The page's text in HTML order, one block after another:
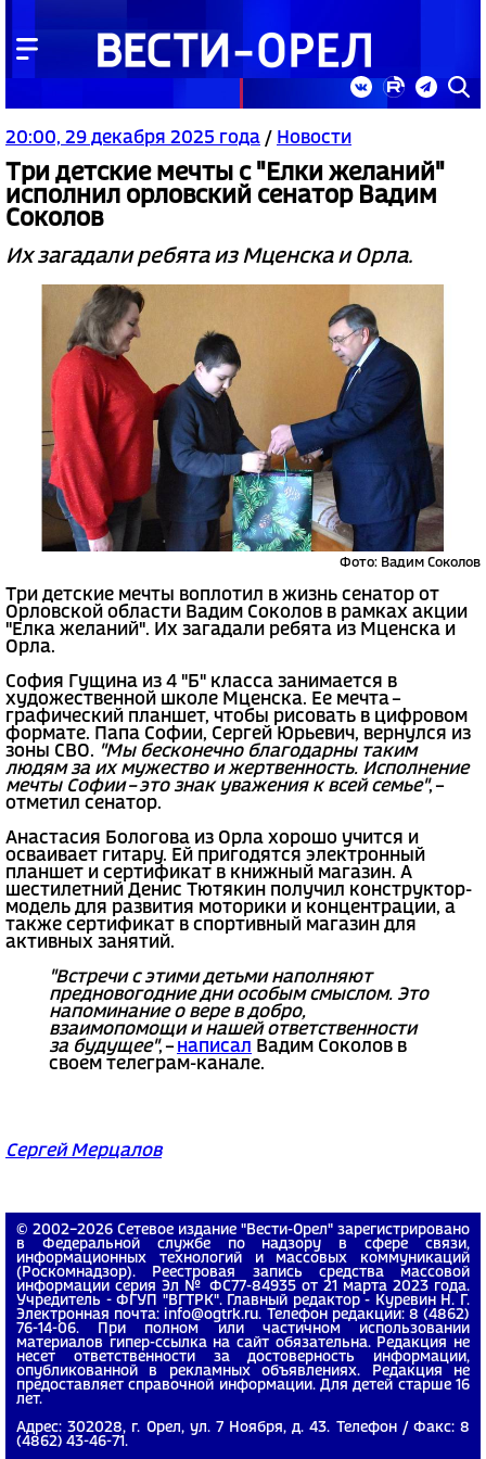
20:00, 29 декабря 2025 года / Новости
Три детские мечты с "Елки желаний"
исполнил орловский сенатор Вадим
Соколов
Их загадали ребята из Мценска и Орла.
Фото: Вадим Соколов
Три детские мечты воплотил в жизнь сенатор от
Орловской области Вадим Соколов в рамках акции
"Елка желаний". Их загадали ребята из Мценска и
Орла.
София Гущина из 4 "Б" класса занимается в
художественной школе Мценска. Ее мечта –
графический планшет, чтобы рисовать в цифровом
формате. Папа Софии, Сергей Юрьевич, вернулся из
зоны СВО. "Мы бесконечно благодарны таким
людям за их мужество и жертвенность. Исполнение
мечты Софии – это знак уважения к всей семье", –
отметил сенатор.
Анастасия Бологова из Орла хорошо учится и
осваивает гитару. Ей пригодятся электронный
планшет и сертификат в книжный магазин. А
шестилетний Денис Тютякин получил конструктор-
модель для развития моторики и концентрации, а
также сертификат в спортивный магазин для
активных занятий.
"Встречи с этими детьми наполняют
предновогодние дни особым смыслом. Это
напоминание о вере в добро,
взаимопомощи и нашей ответственности
за будущее", – написал
Вадим Соколов в
своем телеграм-канале.
Сергей Мерцалов
© 2002−2026 Сетевое издание "Вести-Орел" зарегистрировано
в Федеральной службе по надзору в сфере связи,
информационных технологий и массовых коммуникаций
(Роскомнадзор). Реестровая запись средства массовой
информации серия Эл № ФС77-84935 от 21 марта 2023 года.
Учредитель - ФГУП "ВГТРК". Главный редактор - Куревин Н. Г.
Электронная почта: info@ogtrk.ru. Телефон редакции: 8 (4862)
76-14-06. При полном или частичном использовании
материалов гипер-ссылка на сайт обязательна. Редакция не
несет ответственности за достоверность информации,
опубликованной в рекламных объявлениях. Редакция не
предоставляет справочной информации. Для детей старше 16
лет.
Адрес: 302028, г. Орел, ул. 7 Ноября, д. 43. Телефон / Факс: 8
(4862) 43-46-71.